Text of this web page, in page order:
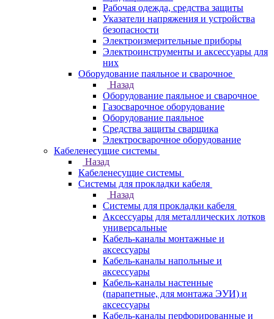
Рабочая одежда, средства защиты
Указатели напряжения и устройства
безопасности
Электроизмерительные приборы
Электроинструменты и аксессуары для
них
Оборудование паяльное и сварочное
Назад
Оборудование паяльное и сварочное
Газосварочное оборудование
Оборудование паяльное
Средства защиты сварщика
Электросварочное оборудование
Кабеленесущие системы
Назад
Кабеленесущие системы
Системы для прокладки кабеля
Назад
Системы для прокладки кабеля
Аксессуары для металлических лотков
универсальные
Кабель-каналы монтажные и
аксессуары
Кабель-каналы напольные и
аксессуары
Кабель-каналы настенные
(парапетные, для монтажа ЭУИ) и
аксессуары
Кабель-каналы перфорированные и